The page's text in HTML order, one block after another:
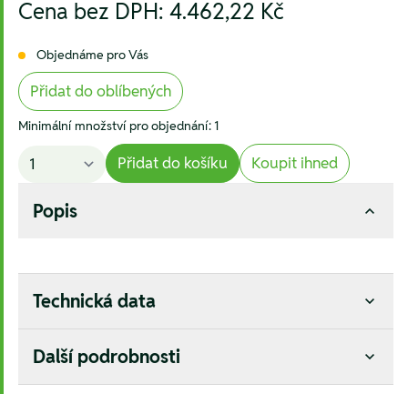
Cena bez DPH: 4.462,22 Kč
Objednáme pro Vás
Přidat do oblíbených
Minimální množství pro objednání: 1
Přidat do košíku Koupit ihned
Popis
Technická data
Další podrobnosti